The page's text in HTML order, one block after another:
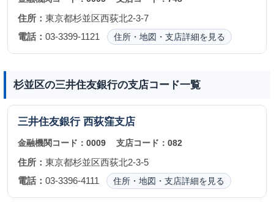
住所： 東京都杉並区西荻北2-3-7
電話： 03-3399-1121 住所・地図・支店詳細を見る
杉並区の三井住友銀行の支店コード一覧
三井住友銀行 西荻窪支店
金融機関コード： 0009 支店コード：082
住所： 東京都杉並区西荻北2-3-5
電話： 03-3396-4111 住所・地図・支店詳細を見る